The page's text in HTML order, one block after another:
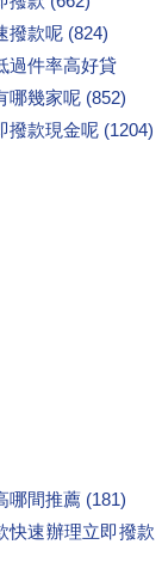
撥款呢 (824)
過件率高好貸
哪幾家呢 (852)
撥款現金呢 (1204)
哪間推薦 (181)
快速辦理立即撥款